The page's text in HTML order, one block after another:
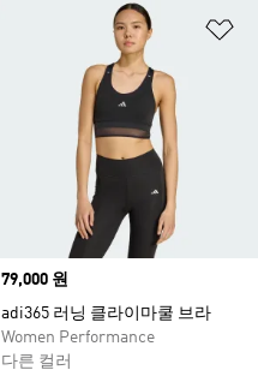
Price
79,000 원
adi365 러닝 클라이마쿨 브라
Women Performance
다른 컬러